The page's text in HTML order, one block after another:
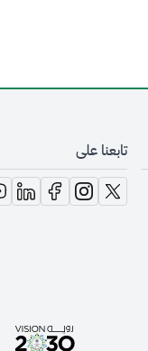
تابعنا على
opens in new window
in new window
new window